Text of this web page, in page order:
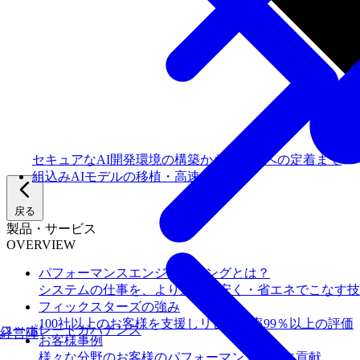
戻る
製品・サービス
OVERVIEW
パフォーマンスエンジニアリングとは？
システムの仕事を、より速く・安く・省エネでこなす
フィックスターズの​強み
100社以上のお客様を支援しリピート率99％以上の評価
お客様事例
様々な分野のお客様のパフォーマンス向上に貢献
経営陣
セキュアなAI開発環境の構築からチームへの定着まで
組込みAIモデルの移植・高速化
コーポレートガバナンス